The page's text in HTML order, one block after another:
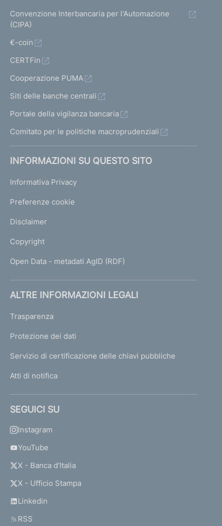
Convenzione Interbancaria per l'Automazione
(CIPA)
€-coin
CERTFin
Cooperazione PUMA
Siti delle banche centrali
Portale della vigilanza bancaria
Comitato per le politiche macroprudenziali
INFORMAZIONI SU QUESTO SITO
Informativa Privacy
Preferenze cookie
Disclaimer
Copyright
Open Data - metadati AgID (RDF)
ALTRE INFORMAZIONI LEGALI
Trasparenza
Protezione dei dati
Servizio di certificazione delle chiavi pubbliche
Atti di notifica
SEGUICI SU
Instagram
YouTube
X - Banca d’Italia
X - Ufficio Stampa
Linkedin
RSS